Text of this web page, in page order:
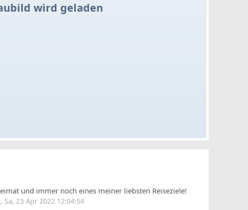
wird geladen
und immer noch eines meiner liebsten Reiseziele!
23 Apr 2022 12:04:54